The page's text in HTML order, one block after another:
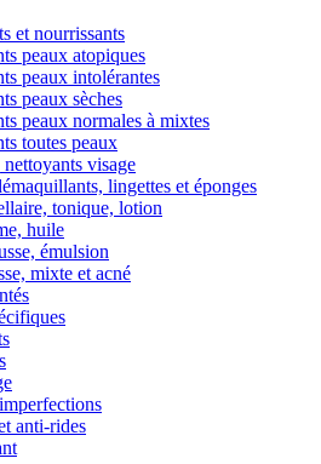
et nourrissants
peaux atopiques
peaux intolérantes
peaux sèches
peaux normales à mixtes
toutes peaux
visage
lingettes et éponges
tonique, lotion
huile
émulsion
mixte et acné
anti-rides